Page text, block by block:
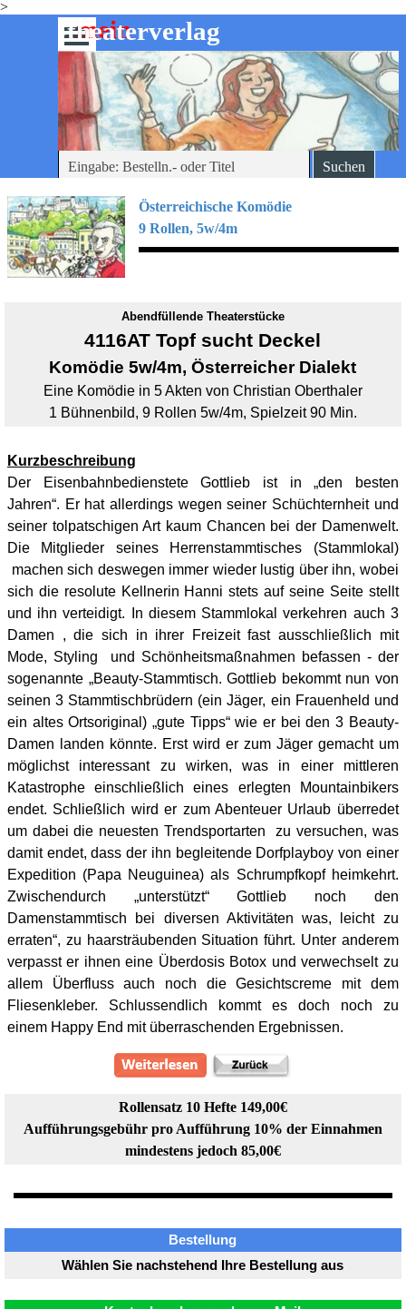
>
Direkt zum Seiteninhalt
-theaterverlag
mein
Menü überspringen
Suchen
Österreichische Komödie
9 Rollen, 5w/4m
Abendfüllende Theaterstücke
4116AT Topf sucht Deckel
Komödie 5w/4m,Österreicher Dialekt
Eine Komödie in 5 Akten von Christian Oberthaler
1 Bühnenbild, 9 Rollen 5w/4m, Spielzeit 90 Min.
Kurzbeschreibung
Der Eisenbahnbedienstete Gottlieb ist in „den besten
Jahren“. Er hat allerdings wegen seiner Schüchternheit und
seiner tolpatschigen Art kaum Chancen bei der Damenwelt.
Die Mitglieder seines Herrenstammtisches (Stammlokal)
machen sich deswegen immer wieder lustig über ihn, wobei
sich die resolute Kellnerin Hanni stets auf seine Seite stellt
und ihn verteidigt. In diesem Stammlokal verkehren auch 3
Damen , die sich in ihrer Freizeit fast ausschließlich mit
Mode, Styling und Schönheitsmaßnahmen befassen - der
sogenannte „Beauty-Stammtisch. Gottlieb bekommt nun von
seinen 3 Stammtischbrüdern (ein Jäger, ein Frauenheld und
ein altes Ortsoriginal) „gute Tipps“ wie er bei den 3 Beauty-
Damen landen könnte. Erst wird er zum Jäger gemacht um
möglichst interessant zu wirken, was in einer mittleren
Katastrophe einschließlich eines erlegten Mountainbikers
endet. Schließlich wird er zum Abenteuer Urlaub überredet
um dabei die neuesten Trendsportarten zu versuchen, was
damit endet, dass der ihn begleitende Dorfplayboy von einer
Expedition (Papa Neuguinea) als Schrumpfkopf heimkehrt.
Zwischendurch „unterstützt“ Gottlieb noch den
Damenstammtisch bei diversen Aktivitäten was, leicht zu
erraten“, zu haarsträubenden Situation führt. Unter anderem
verpasst er ihnen eine Überdosis Botox und verwechselt zu
allem Überfluss auch noch die Gesichtscreme mit dem
Fliesenkleber. Schlussendlich kommt es doch noch zu
einem Happy End mit überraschenden Ergebnissen.
Rollensatz 10 Hefte 149,00€
Aufführungsgebühr pro Aufführung 10% der Einnahmen
mindestens jedoch 85,00€
Bestellung
Wählen Sie nachstehend Ihre Bestellung aus